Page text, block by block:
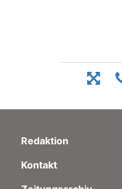
Redaktion
Kontakt